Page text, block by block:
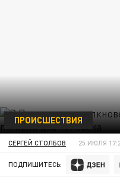
ПРОИСШЕСТВИЯ
СЕРГЕЙ СТОЛБОВ 25 ИЮЛЯ
ПОДПИШИТЕСЬ: